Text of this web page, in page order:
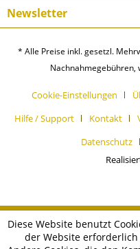
Newsletter
* Alle Preise inkl. gesetzl.
Nachnahmegebühren,
Cookie-Einstellungen
Hilfe / Support
Kontakt
Datenschutz
Diese Website benutzt
der Website